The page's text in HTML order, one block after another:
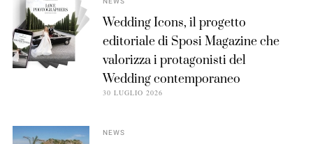
Wedding Icons, il progetto
editoriale di Sposi Magazine che
valorizza i protagonisti del
Wedding contemporaneo
30 LUGLIO 2026
NEWS